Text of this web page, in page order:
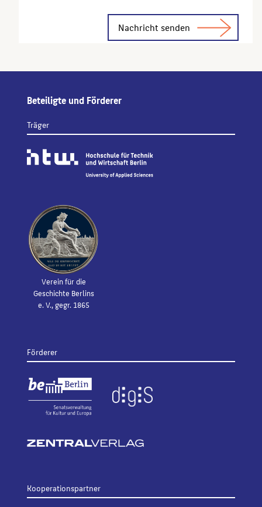
Beteiligte und Förderer
Träger
Verein für die
Geschichte Berlins
e. V., gegr. 1865
Förderer
Kooperationspartner